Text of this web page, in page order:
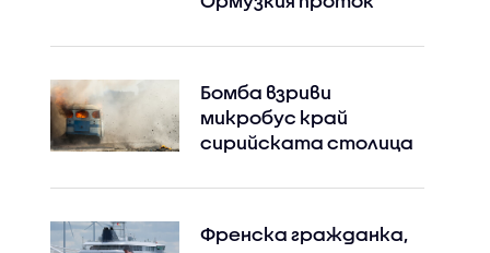
Бомба взриви
микробус край
сирийската столица
Френска гражданка,